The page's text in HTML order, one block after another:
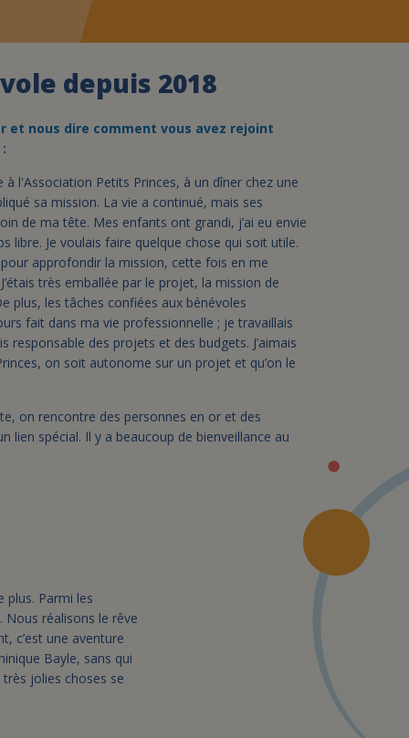
depuis 2018
et nous dire comment vous avez rejoint
à l'Association Petits Princes, à un dîner chez une
sa mission. La vie a continué, mais ses
de ma tête. Mes enfants ont grandi, j’ai eu envie
libre. Je voulais faire quelque chose qui soit utile.
pour approfondir la mission, cette fois en me
très emballée par le projet, la mission de
plus, les tâches confiées aux bénévoles
fait dans ma vie professionnelle ; je travaillais
responsable des projets et des budgets. J’aimais
on soit autonome sur un projet et qu’on le
on rencontre des personnes en or et des
lien spécial. Il y a beaucoup de bienveillance au
plus. Parmi les
réalisons le rêve
c’est une aventure
Bayle, sans qui
jolies choses se